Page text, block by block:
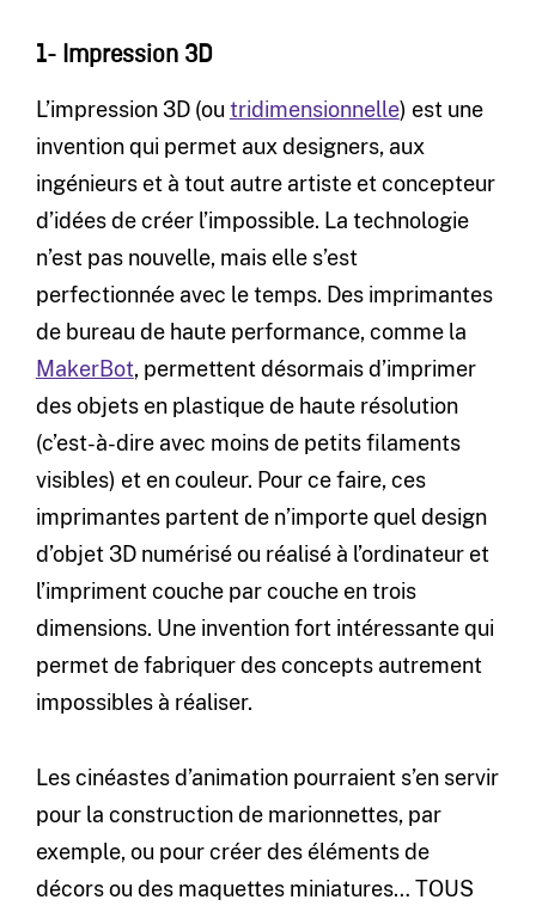
1- Impression 3D
L’impression 3D (ou tridimensionnelle) est une
invention qui permet aux designers, aux
ingénieurs et à tout autre artiste et concepteur
d’idées de créer l’impossible. La technologie
n’est pas nouvelle, mais elle s’est
perfectionnée avec le temps. Des imprimantes
de bureau de haute performance, comme la
MakerBot, permettent désormais d’imprimer
des objets en plastique de haute résolution
(c’est-à-dire avec moins de petits filaments
visibles) et en couleur. Pour ce faire, ces
imprimantes partent de n’importe quel design
d’objet 3D numérisé ou réalisé à l’ordinateur et
l’impriment couche par couche en trois
dimensions. Une invention fort intéressante qui
permet de fabriquer des concepts autrement
impossibles à réaliser.
Les cinéastes d’animation pourraient s’en servir
pour la construction de marionnettes, par
exemple, ou pour créer des éléments de
décors ou des maquettes miniatures… TOUS